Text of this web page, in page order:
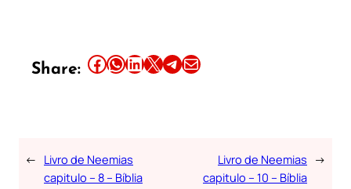
Share: Share this article on Facebook Share this article on WhatsApp Share this article on LinkedIn Share this article on X Share this article on TelegramEmail this Article
← Livro de Neemias
capitulo – 8 – Bíblia
Livro de Neemias
capitulo – 10 – Bíblia
→